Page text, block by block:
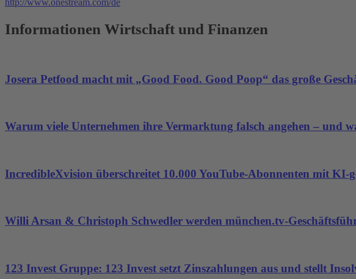
Informationen Wirtschaft und Finanzen
Josera Petfood macht mit „Good Food. Good Poop“ das große
Warum viele Unternehmen ihre Vermarktung falsch angehen – und
IncredibleXvision überschreitet 10.000 YouTube-Abonnenten mit
Willi Arsan & Christoph Schwedler werden münchen.tv-
123 Invest Gruppe: 123 Invest setzt Zinszahlungen aus und stellt